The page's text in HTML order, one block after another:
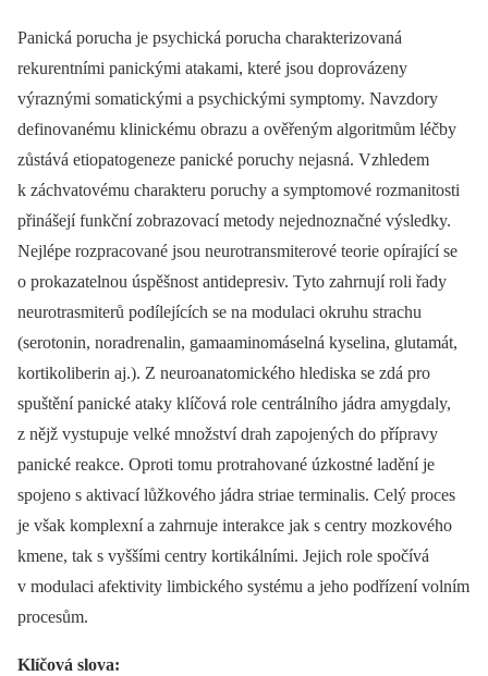
Panická porucha je psychická porucha charakterizovaná
rekurentními panickými atakami, které jsou doprovázeny
výraznými somatickými a psychickými symptomy. Navzdory
definovanému klinickému obrazu a ověřeným algoritmům léčby
zůstává etiopatogeneze panické poruchy nejasná. Vzhledem
k záchvatovému charakteru poruchy a symptomové rozmanitosti
přinášejí funkční zobrazovací metody nejednoznačné výsledky.
Nejlépe rozpracované jsou neurotransmiterové teorie opírající se
o prokazatelnou úspěšnost antidepresiv. Tyto zahrnují roli řady
neurotrasmiterů podílejících se na modulaci okruhu strachu
(serotonin, noradrenalin, gamaaminomáselná kyselina, glutamát,
kortikoliberin aj.). Z neuroanatomického hlediska se zdá pro
spuštění panické ataky klíčová role centrálního jádra amygdaly,
z nějž vystupuje velké množství drah zapojených do přípravy
panické reakce. Oproti tomu protrahované úzkostné ladění je
spojeno s aktivací lůžkového jádra striae terminalis. Celý proces
je však komplexní a zahrnuje interakce jak s centry mozkového
kmene, tak s vyššími centry kortikálními. Jejich role spočívá
v modulaci afektivity limbického systému a jeho podřízení volním
procesům.
Klíčová slova: